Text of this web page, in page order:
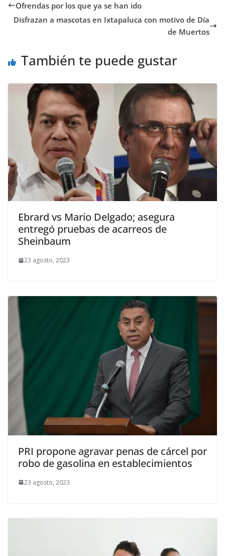
Ofrendas por los que ya se han ido
Disfrazan a mascotas en Ixtapaluca con motivo de Día
de Muertos
También te puede gustar
Ebrard vs Mario Delgado; asegura
entregó pruebas de acarreos de
Sheinbaum
23 agosto, 2023
PRI propone agravar penas de cárcel por
robo de gasolina en establecimientos
23 agosto, 2023